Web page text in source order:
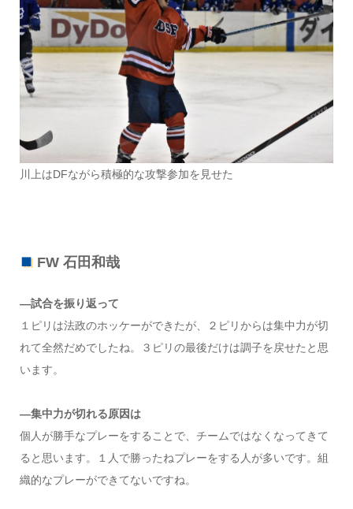
川上はDFながら積極的な攻撃参加を見せた
FW 石田和哉
―試合を振り返って
１ピリは法政のホッケーができたが、２ピリからは集中力が切
れて全然だめでしたね。３ピリの最後だけは調子を戻せたと思
います。
―集中力が切れる原因は
個人が勝手なプレーをすることで、チームではなくなってきて
ると思います。１人で勝ったねプレーをする人が多いです。組
織的なプレーができてないですね。